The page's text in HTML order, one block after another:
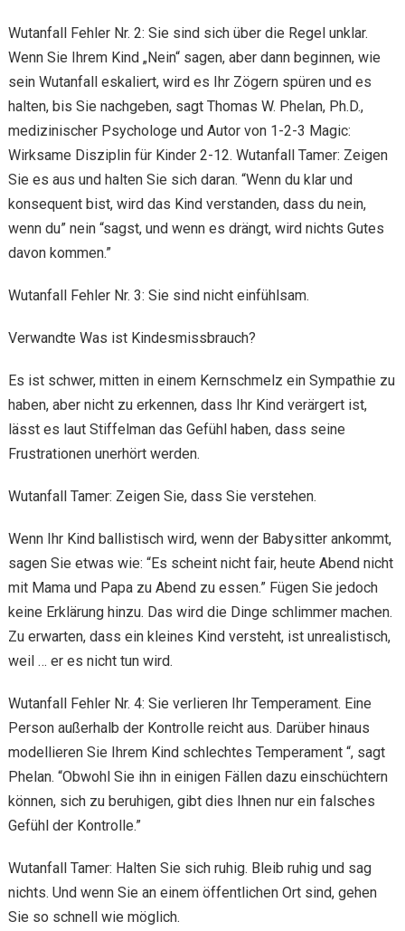
Wutanfall Fehler Nr. 2: Sie sind sich über die Regel unklar.
Wenn Sie Ihrem Kind „Nein“ sagen, aber dann beginnen, wie
sein Wutanfall eskaliert, wird es Ihr Zögern spüren und es
halten, bis Sie nachgeben, sagt Thomas W. Phelan, Ph.D.,
medizinischer Psychologe und Autor von 1-2-3 Magic:
Wirksame Disziplin für Kinder 2-12. Wutanfall Tamer: Zeigen
Sie es aus und halten Sie sich daran. “Wenn du klar und
konsequent bist, wird das Kind verstanden, dass du nein,
wenn du” nein “sagst, und wenn es drängt, wird nichts Gutes
davon kommen.”
Wutanfall Fehler Nr. 3: Sie sind nicht einfühlsam.
Verwandte Was ist Kindesmissbrauch?
Es ist schwer, mitten in einem Kernschmelz ein Sympathie zu
haben, aber nicht zu erkennen, dass Ihr Kind verärgert ist,
lässt es laut Stiffelman das Gefühl haben, dass seine
Frustrationen unerhört werden.
Wutanfall Tamer: Zeigen Sie, dass Sie verstehen.
Wenn Ihr Kind ballistisch wird, wenn der Babysitter ankommt,
sagen Sie etwas wie: “Es scheint nicht fair, heute Abend nicht
mit Mama und Papa zu Abend zu essen.” Fügen Sie jedoch
keine Erklärung hinzu. Das wird die Dinge schlimmer machen.
Zu erwarten, dass ein kleines Kind versteht, ist unrealistisch,
weil … er es nicht tun wird.
Wutanfall Fehler Nr. 4: Sie verlieren Ihr Temperament. Eine
Person außerhalb der Kontrolle reicht aus. Darüber hinaus
modellieren Sie Ihrem Kind schlechtes Temperament “, sagt
Phelan. “Obwohl Sie ihn in einigen Fällen dazu einschüchtern
können, sich zu beruhigen, gibt dies Ihnen nur ein falsches
Gefühl der Kontrolle.”
Wutanfall Tamer: Halten Sie sich ruhig. Bleib ruhig und sag
nichts. Und wenn Sie an einem öffentlichen Ort sind, gehen
Sie so schnell wie möglich.